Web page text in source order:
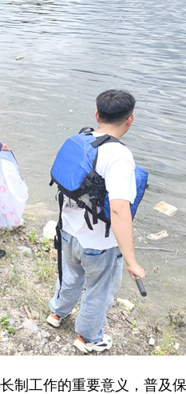
制工作的重要意义，普及